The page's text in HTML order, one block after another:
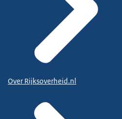
Over Rijksoverheid.nl